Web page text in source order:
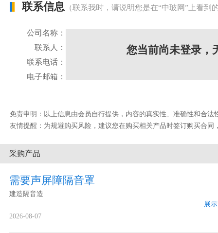
联系信息 （联系我时，请说明您是在“中玻网”上看到
公司名称：
联系人：
联系电话：
电子邮箱：
您当前尚未登录，
免责申明：以上信息由会员自行提供，内容的真实性、准确性和合法
友情提醒：为规避购买风险，建议您在购买相关产品时签订购买合
采购产品
需要声屏障隔音罩
建造隔音造
展
2026-08-07